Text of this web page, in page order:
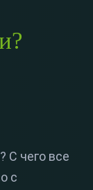
С чего все
с